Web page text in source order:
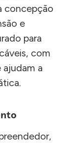
concepção
e
para
com
ajudam a